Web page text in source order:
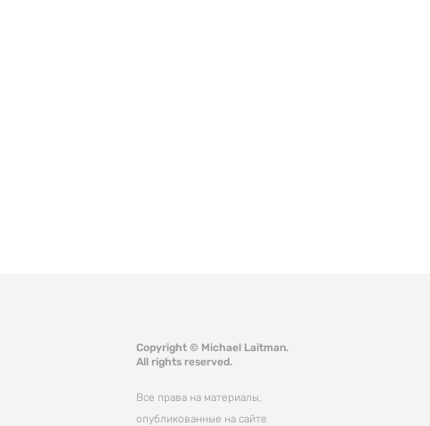
Copyright © Michael Laitman.
All rights reserved.
Все права на материалы,
опубликованные на сайте